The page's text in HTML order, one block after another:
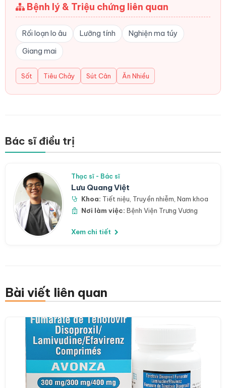
Bệnh lý & Triệu chứng liên quan
Rối loạn lo âu Lưỡng tính
Nghiện ma túy
Giang mai
Sốt Tiêu Chảy Sút Cân Ăn Nhiều
Bác sĩ điều trị
Thạc sĩ - Bác sĩ
Lưu Quang Việt
Khoa: Tiết niệu Truyền nhiễm Nam khoa
Nơi làm việc: Bệnh Viện Trưng Vương
Xem chi tiết
Bài viết liên quan